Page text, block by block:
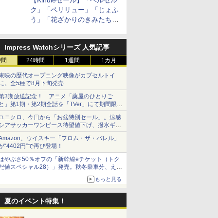
ク」「ペリリュー」「じょふ
う」「花ざかりのきみたち
「白泉社 夏の大割引セー
ル」が開催中！
Impress Watchシリーズ 人気記事
24時間 1週間 1カ月
映の歴代オープニング映像がカプセルトイ
。全5種で8月下旬発売
3期放送記念！ アニメ「薬屋のひとりご
」第1期・第2期全話を「TVer」にて期間限定
順次無料配信開始
ニクロ、今日から「お盆特別セール」。涼感
アサッカーワンピース待望値下げ、撥水ギア
ョーツは1990円に
、ウイスキー「フロム・ザ・バレル」
“4402円”で再び登場！
やぶさ50％オフの「新幹線eチケット（トク
値スペシャル28）」発売。秋冬乗車分、えき
もっと見る
夏のイベント特集！